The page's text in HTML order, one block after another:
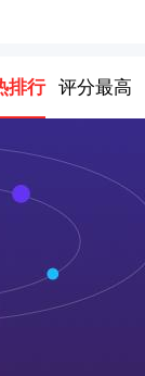
排行 评分最高